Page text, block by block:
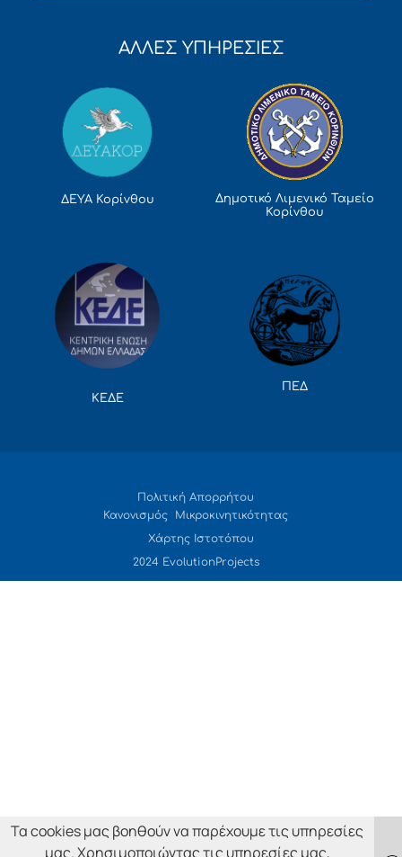
ΑΛΛΕΣ ΥΠΗΡΕΣΙΕΣ
ΔΕΥΑ Κορίνθου
Δημοτικό Λιμενικό Ταμείο
Κορίνθου
ΚΕΔΕ
ΠΕΔ
Πολιτική Απορρήτου
Κανονισμός Μικροκινητικότητας
Χάρτης Ιστοτόπου
2024 EvolutionProjects
Τα cookies μας βοηθούν να παρέχουμε τις υπηρεσίες
μας. Χρησιμοποιώντας τις υπηρεσίες μας,